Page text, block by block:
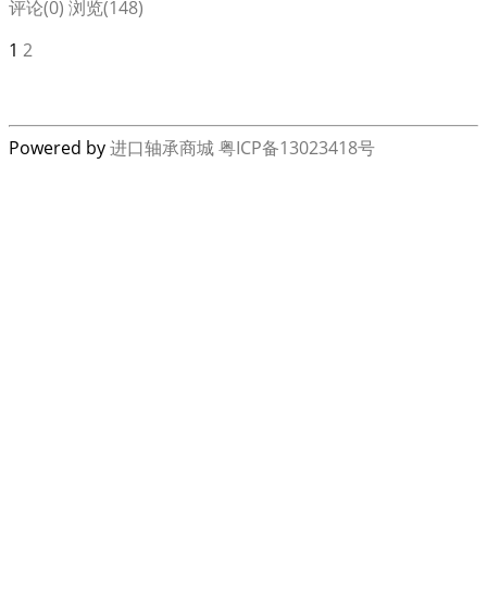
评论(0) 浏览(148)
1 2
Powered by进口轴承商城粤ICP备13023418号